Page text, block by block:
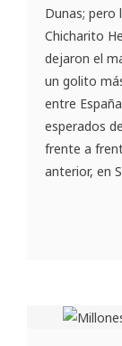
Dunas; pero
Chicharito
dejaron el
un golito
entre
esperados
frente a
anterior, en